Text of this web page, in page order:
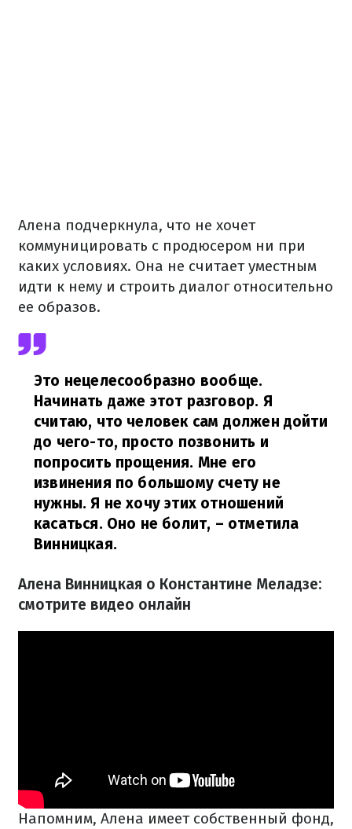
Алена подчеркнула, что не хочет
коммуницировать с продюсером ни при
каких условиях. Она не считает уместным
идти к нему и строить диалог относительно
ее образов.
Это нецелесообразно вообще.
Начинать даже этот разговор. Я
считаю, что человек сам должен дойти
до чего-то, просто позвонить и
попросить прощения. Мне его
извинения по большому счету не
нужны. Я не хочу этих отношений
касаться. Оно не болит, – отметила
Винницкая.
Алена Винницкая о Константине Меладзе:
смотрите видео онлайн
Напомним, Алена имеет собственный фонд,